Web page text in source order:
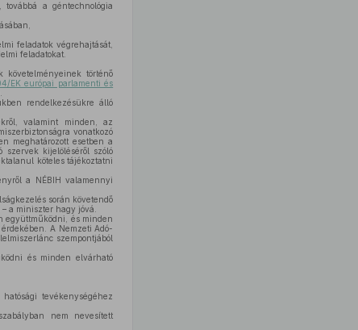
a géntechnológia
feladatok végrehajtását,
feladatokat.
követelményeinek történő
EK európai parlamenti és
rendelkezésükre álló
valamint minden, az
vonatkozó
meghatározott esetben a
szervek kijelöléséről szóló
köteles tájékoztatni
a NÉBIH valamennyi
során követendő
a miniszter hagy jóvá.
együttműködni, és minden
A Nemzeti Adó-
szempontjából
és minden elvárható
tevékenységéhez
nem nevesített